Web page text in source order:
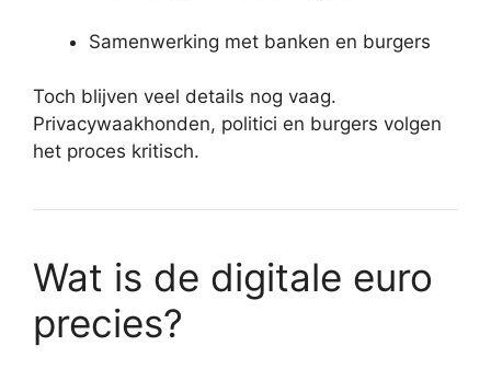
Samenwerking met banken en burgers
Toch blijven veel details nog vaag.
Privacywaakhonden, politici en burgers volgen
het proces kritisch.
Wat is de digitale euro
precies?